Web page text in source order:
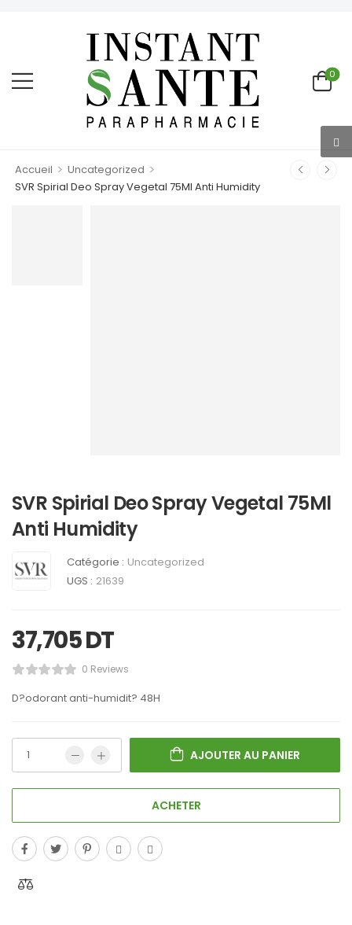
0
Accueil > Uncategorized >
SVR Spirial Deo Spray Vegetal 75Ml Anti Humidity
SVR Spirial Deo Spray Vegetal 75Ml
Anti Humidity
Catégorie : Uncategorized
UGS : 21639
37,705DT
0 Reviews
D?odorant anti-humidit? 48H
AJOUTER AU PANIER
ACHETER